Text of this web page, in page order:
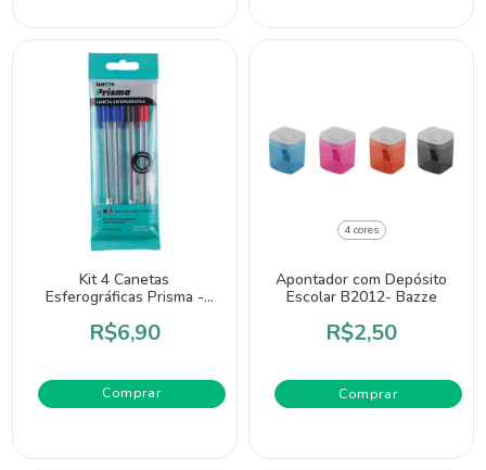
Kit 4 Canetas
Esferográficas Prisma -
R$6,90
4 cores
Apontador com Depósito
Escolar B2012- Bazze
R$2,50
Comprar